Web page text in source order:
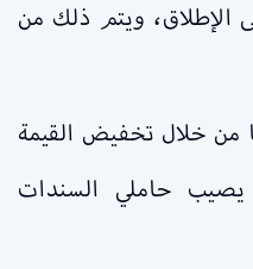
ويتم ذلك من
من خلال تخفيض القيمة
يصيب حاملي السندات